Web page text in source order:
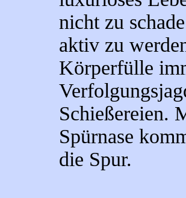
nicht zu
aktiv zu
Körperfülle
Schießereien.
Spürnase
die Spur.